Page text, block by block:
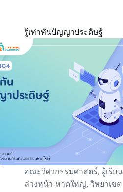
รู้เท่าทันปัญญาประดิษฐ์
คณะวิศวกรรมศาสตร์, ผู้เรียน
ล่วงหน้า-หาดใหญ่,วิทยาเขต